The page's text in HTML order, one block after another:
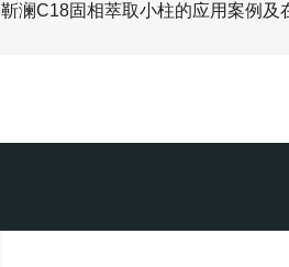
靳澜C18固相萃取小柱的应用案例及在蜂蜜中喹诺酮类